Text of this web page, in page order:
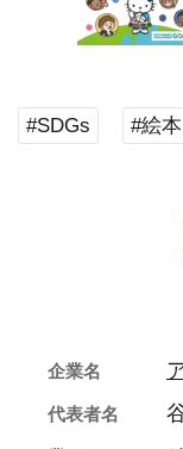
#SDGs #絵本
企業名
代表者名